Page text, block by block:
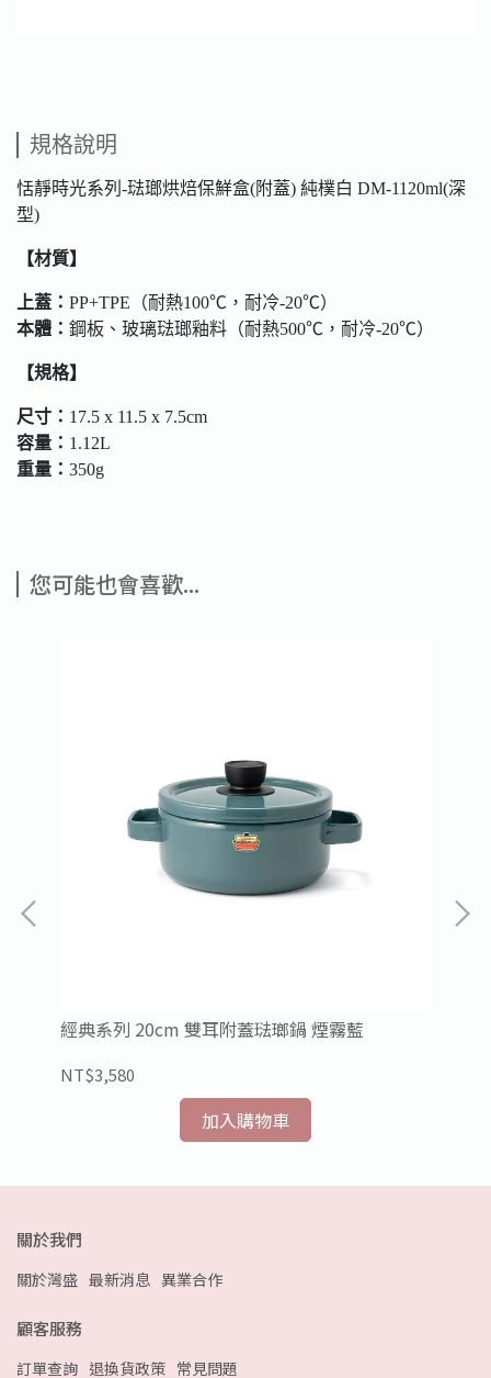
規格說明
恬靜時光系列-琺瑯烘焙保鮮盒(附蓋) 純樸白 DM-1120ml(深
型)
【材質】
上蓋： PP+TPE（耐熱100℃，耐冷-20℃）
本體： 鋼板、玻璃琺瑯釉料（耐熱500℃，耐冷-20℃）
【規格】
尺寸： 17.5 x 11.5 x 7.5cm
容量： 1.12L
重量： 350g
您可能也會喜歡...
經典系列 20cm 雙耳附蓋琺瑯鍋 煙霧藍
NT$3,580
加入購物車
關於我們
關於灣盛 最新消息 異業合作
顧客服務
訂單查詢 退換貨政策 常見問題